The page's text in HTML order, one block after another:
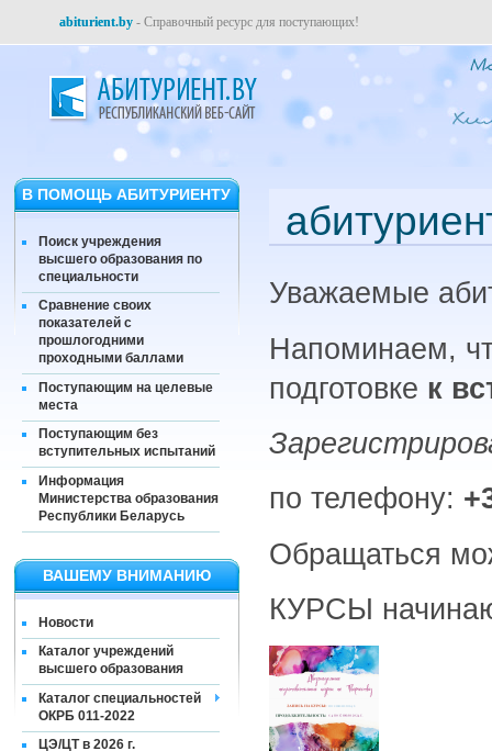
abiturient.by - Справочный ресурс для поступающих!
В ПОМОЩЬ АБИТУРИЕНТУ
Поиск учреждения
высшего образования по
специальности
Сравнение своих
показателей с
прошлогодними
проходными баллами
Поступающим на целевые
места
Поступающим без
вступительных испытаний
Информация
Министерства образования
Республики Беларусь
ВАШЕМУ ВНИМАНИЮ
Новости
Каталог учреждений
высшего образования
Каталог специальностей
ОКРБ 011-2022
ЦЭ/ЦТ в 2026 г.
Уважаемые
Напоминаем,
подготовке к
по телефону:
Обращаться
КУРСЫ